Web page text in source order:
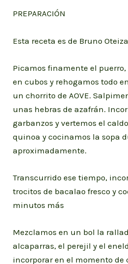
PREPARACIÓN
Esta receta es de Bruno Oteiza
Picamos finamente el
en cubos y rehogamos todo
un chorrito de AOVE.
unas hebras de azafrán.
garbanzos y vertemos el
quinoa y cocinamos la sopa
aproximadamente.
Transcurrido ese tiempo,
trocitos de bacalao fresco y
minutos más
Mezclamos en un bol la
alcaparras, el perejil y el
incorporar en el momento de